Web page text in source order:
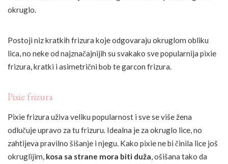
okruglo.
Postoji niz kratkih frizura koje odgovaraju okruglom obliku
lica, no neke od najznačajnijih su svakako sve popularnija pixie
frizura, kratki i asimetrični bob te garcon frizura.
Pixie frizura
Pixie frizura uživa veliku popularnost i sve se više žena
odlučuje upravo za tu frizuru. Idealna je za okruglo lice, no
zahtijeva pravilno šišanje i njegu. Kako pixie ne bi činila lice još
okruglijim, kosa sa strane mora biti duža, ošišana tako da